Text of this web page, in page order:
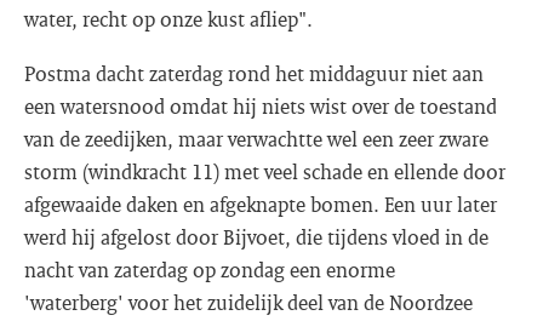
water, recht op onze kust afliep".
Postma dacht zaterdag rond het middaguur niet aan
een watersnood omdat hij niets wist over de toestand
van de zeedijken, maar verwachtte wel een zeer zware
storm (windkracht 11) met veel schade en ellende door
afgewaaide daken en afgeknapte bomen. Een uur later
werd hij afgelost door Bijvoet, die tijdens vloed in de
nacht van zaterdag op zondag een enorme
'waterberg' voor het zuidelijk deel van de Noordzee